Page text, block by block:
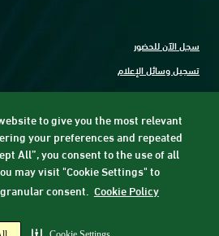
to give you the most relevant
your preferences and repeated
All”, you consent to the use of all
may visit "Cookie Settings" to
consent. Cookie Policy
سجل الآن للحضور
تسجيل وسائل الإعلام
اتصل بنا
© Copyright 2023
Privacy Policy
Website by ASP